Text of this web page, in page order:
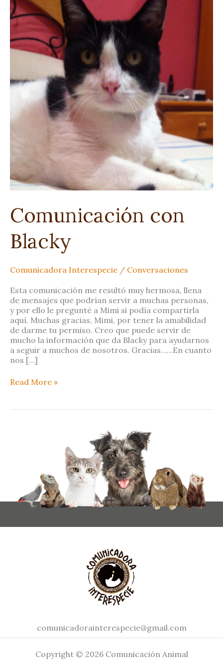
Comunicación con
Blacky
Comunicadora Interespecie / Conversaciones
Esta comunicación me resultó muy hermosa, llena
de mensajes que podrían servir a muchas personas,
y por ello le pregunté a Mimi si podía compartirla
aquí. Muchas gracias, Mimi, por tener la amabilidad
de darme tu permiso. Creo que puede servir de
mucho la información que da Blacky para ayudarnos
a seguir a muchos de nosotros. Gracias……En cuanto
nos […]
Blacky
Read More »
comunicadorainterespecie@gmail.com
Copyright © 2026 Comunicación Animal